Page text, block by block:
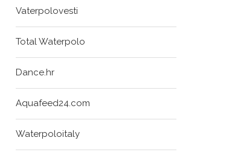
Vaterpolovesti
Total Waterpolo
Dance.hr
Aquafeed24.com
Waterpoloitaly